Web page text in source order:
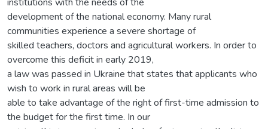
development of the national economy. Many rural
communities experience a severe shortage of
skilled teachers, doctors and agricultural workers. In order to
overcome this deficit in early 2019,
a law was passed in Ukraine that states that applicants who
wish to work in rural areas will be
able to take advantage of the right of first-time admission to
the budget for the first time. In our